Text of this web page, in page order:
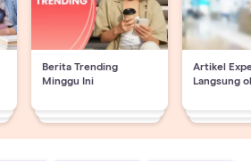
Berita Trending
Minggu Ini
Artikel
Langsung